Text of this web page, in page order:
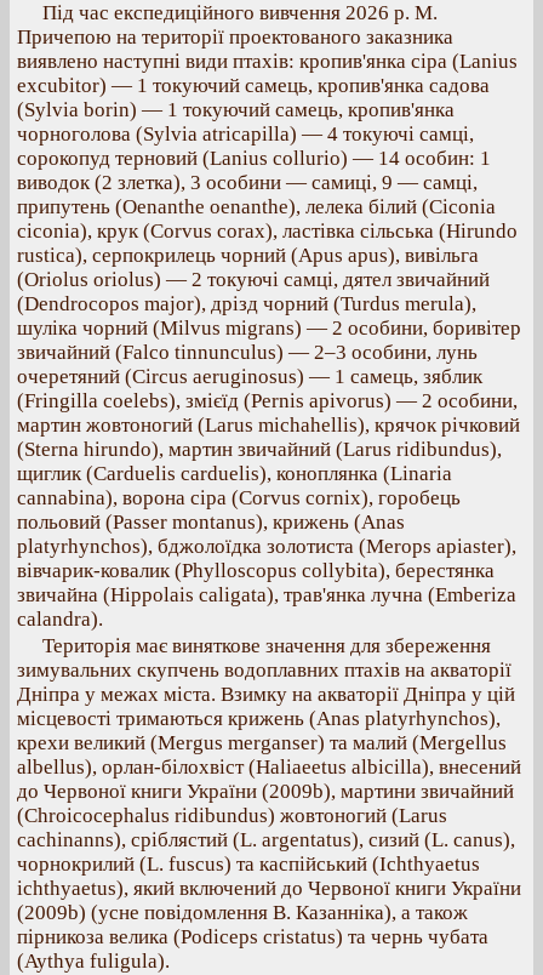
Під час експедиційного вивчення 2026 р. М.
Причепою на території проектованого заказника
виявлено наступні види птахів: кропив'янка сіра (Lanius
excubitor) — 1 токуючий самець, кропив'янка садова
(Sylvia borin) — 1 токуючий самець, кропив'янка
чорноголова (Sylvia atricapilla) — 4 токуючі самці,
сорокопуд терновий (Lanius collurio) — 14 особин: 1
виводок (2 злетка), 3 особини — самиці, 9 — самці,
припутень (Oenanthe oenanthe), лелека білий (Ciconia
ciconia), крук (Corvus corax), ластівка сільська (Hirundo
rustica), серпокрилець чорний (Apus apus), вивільга
(Oriolus oriolus) — 2 токуючі самці, дятел звичайний
(Dendrocopos major), дрізд чорний (Turdus merula),
шуліка чорний (Milvus migrans) — 2 особини, боривітер
звичайний (Falco tinnunculus) — 2–3 особини, лунь
очеретяний (Circus aeruginosus) — 1 самець, зяблик
(Fringilla coelebs), змієїд (Pernis apivorus) — 2 особини,
мартин жовтоногий (Larus michahellis), крячок річковий
(Sterna hirundo), мартин звичайний (Larus ridibundus),
щиглик (Carduelis carduelis), коноплянка (Linaria
cannabina), ворона сіра (Corvus cornix), горобець
польовий (Passer montanus), крижень (Anas
platyrhynchos), бджолоїдка золотиста (Merops apiaster),
вівчарик-ковалик (Phylloscopus collybita), берестянка
звичайна (Hippolais caligata), трав'янка лучна (Emberiza
calandra).
Територія має виняткове значення для збереження
зимувальних скупчень водоплавних птахів на акваторії
Дніпра у межах міста. Взимку на акваторії Дніпра у цій
місцевості тримаються крижень (Anas platyrhynchos),
крехи великий (Mergus merganser) та малий (Mergellus
albellus), орлан-білохвіст (Haliaeetus albicilla), внесений
до Червоної книги України (2009b), мартини звичайний
(Chroicocephalus ridibundus) жовтоногий (Larus
cachinanns), сріблястий (L. argentatus), сизий (L. canus),
чорнокрилий (L. fuscus) та каспійський (Ichthyaetus
ichthyaetus), який включений до Червоної книги України
(2009b) (усне повідомлення В. Казанніка), а також
пірникоза велика (Podiceps cristatus) та чернь чубата
(Aythya fuligula).